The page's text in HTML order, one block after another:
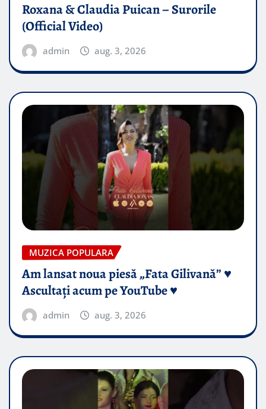
Roxana & Claudia Puican – Surorile
(Official Video)
admin aug. 3, 2026
MUZICA POPULARA
Am lansat noua piesă „Fata Gilivană” ♥️
Ascultați acum pe YouTube ♥️
admin aug. 3, 2026